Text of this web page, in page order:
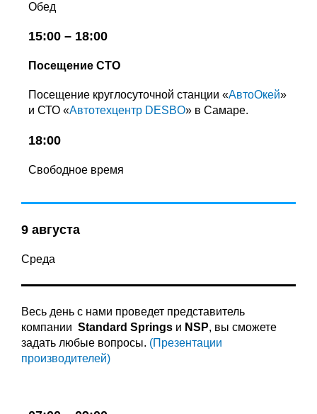
Обед
15:00 – 18:00
Посещение СТО
Посещение круглосуточной станции «АвтоОкей»
и СТО «Автотехцентр DESBO» в Самаре.
18:00
Свободное время
9 августа
Среда
Весь день с нами проведет представитель
компании Standard Springs и NSP, вы сможете
задать любые вопросы. (Презентации
производителей)